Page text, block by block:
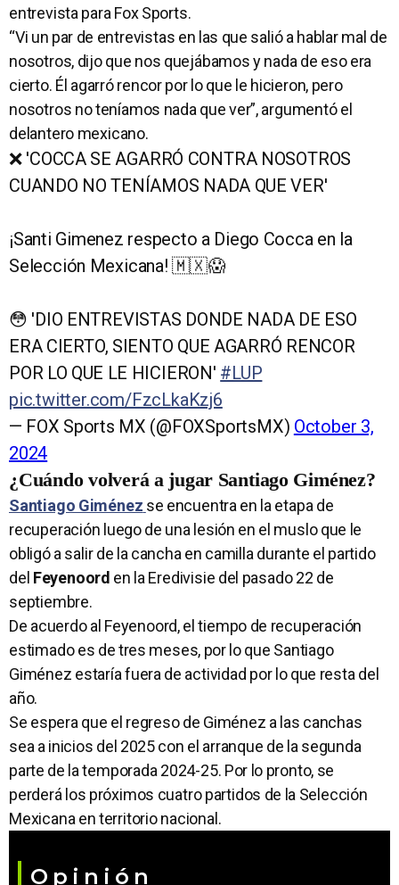
entrevista para Fox Sports.
“Vi un par de entrevistas en las que salió a hablar mal de
nosotros, dijo que nos quejábamos y nada de eso era
cierto. Él agarró rencor por lo que le hicieron, pero
nosotros no teníamos nada que ver”, argumentó el
delantero mexicano.
❌ 'COCCA SE AGARRÓ CONTRA NOSOTROS
CUANDO NO TENÍAMOS NADA QUE VER'
¡Santi Gimenez respecto a Diego Cocca en la
Selección Mexicana! 🇲🇽😱
😳 'DIO ENTREVISTAS DONDE NADA DE ESO
ERA CIERTO, SIENTO QUE AGARRÓ RENCOR
POR LO QUE LE HICIERON' #LUP
pic.twitter.com/FzcLkaKzj6
— FOX Sports MX (@FOXSportsMX) October 3,
2024
¿Cuándo volverá a jugar Santiago Giménez?
Santiago Giménez se encuentra en la etapa de
recuperación luego de una lesión en el muslo que le
obligó a salir de la cancha en camilla durante el partido
del Feyenoord en la Eredivisie del pasado 22 de
septiembre.
De acuerdo al Feyenoord, el tiempo de recuperación
estimado es de tres meses, por lo que Santiago
Giménez estaría fuera de actividad por lo que resta del
año.
Se espera que el regreso de Giménez a las canchas
sea a inicios del 2025 con el arranque de la segunda
parte de la temporada 2024-25. Por lo pronto, se
perderá los próximos cuatro partidos de la Selección
Mexicana en territorio nacional.
Opinión